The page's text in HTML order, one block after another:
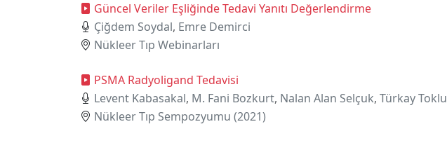
Güncel Veriler Eşliğinde Tedavi Yanıtı Değerlendirme
Çiğdem Soydal, Emre Demirci
Nükleer Tıp Webinarları
PSMA Radyoligand Tedavisi
Levent Kabasakal, M. Fani Bozkurt, Nalan Alan Selçuk, Türkay Toklu
Nükleer Tıp Sempozyumu (2021)